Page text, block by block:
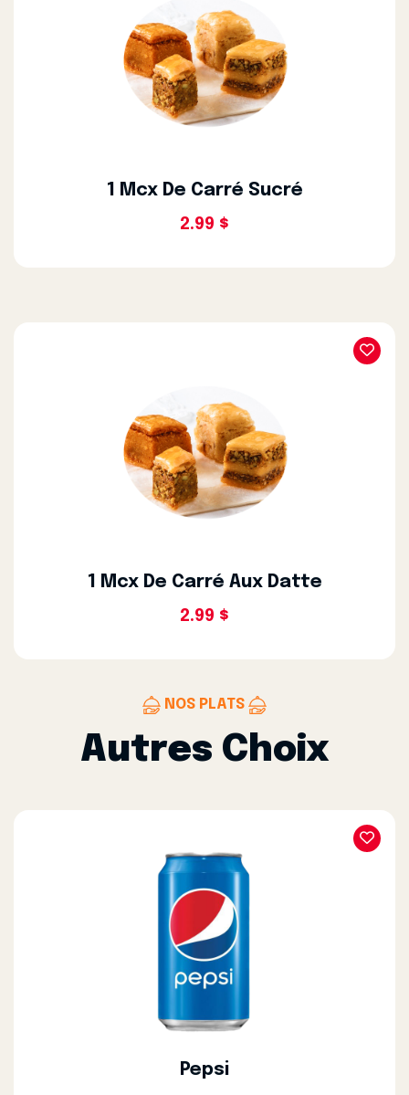
1 Mcx De Carré Sucré
2.99 $
1 Mcx De Carré Aux Datte
2.99 $
NOS PLATS
Autres Choix
Pepsi